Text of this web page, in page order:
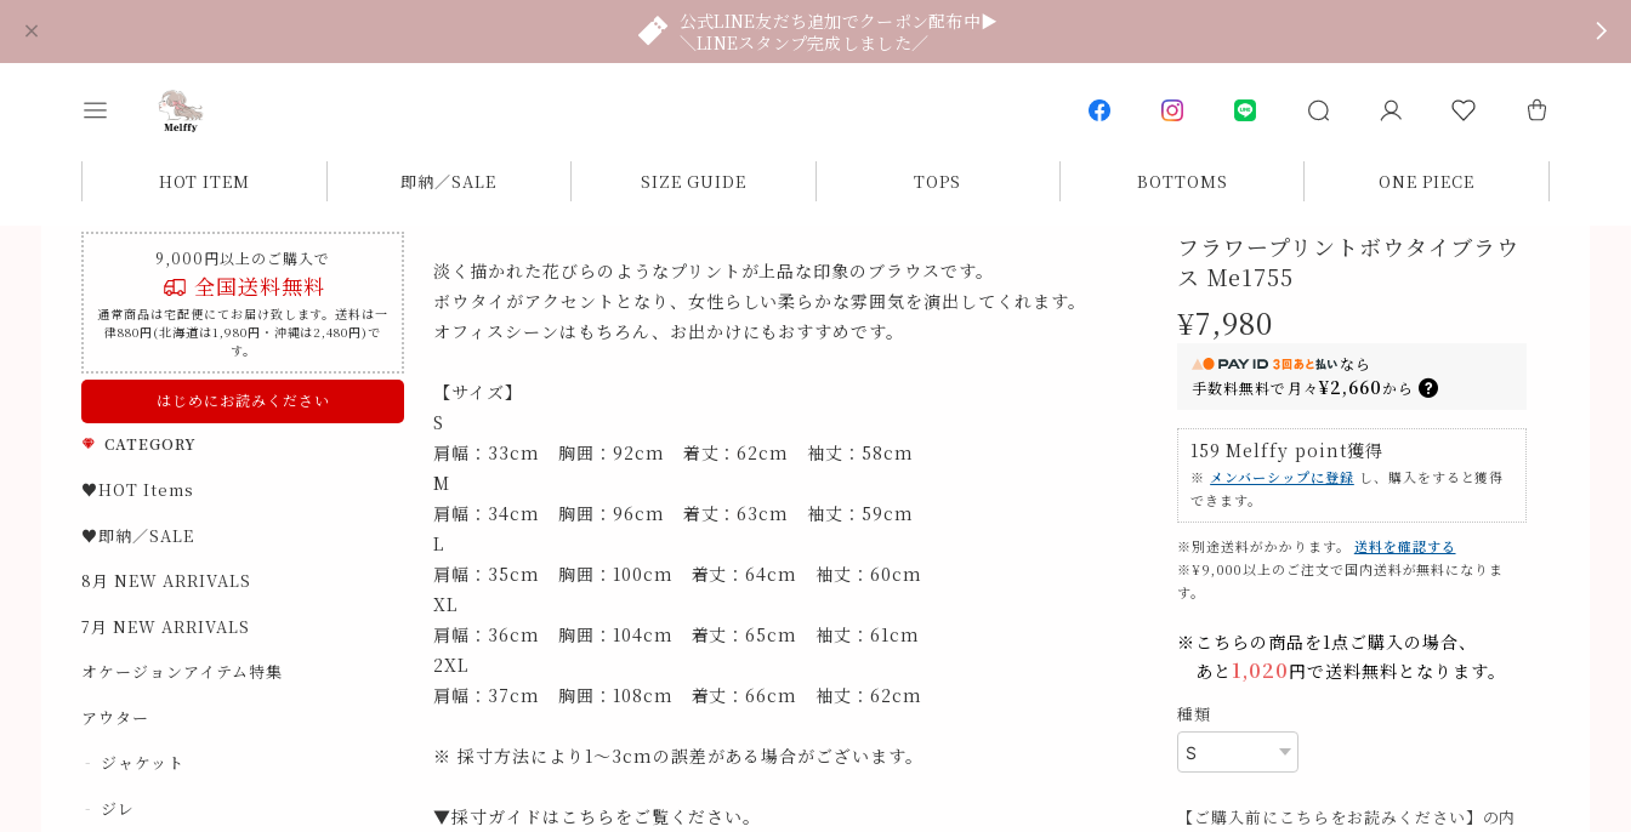
公式LINE友だち追加でクーポン配布中▶
＼LINEスタンプ完成しました／
HOT ITEM 即納／SALE SIZE GUIDE TOPS BOTTOMS ONE PIECE
9,000円以上のご購入で
全国送料無料
通常商品は宅配便にてお届け致します。送料は一
律880円(北海道は1,980円・沖縄は2,480円)で
す。
はじめにお読みください
CATEGORY
♥HOT Items
♥即納／SALE
8月 NEW ARRIVALS
7月 NEW ARRIVALS
オケージョンアイテム特集
アウター
ジャケット
ジレ
淡く描かれた花びらのようなプリントが上品な印象のブラウスです。
ボウタイがアクセントとなり、女性らしい柔らかな雰囲気を演出してくれます。
オフィスシーンはもちろん、お出かけにもおすすめです。
【サイズ】
S
肩幅：33cm 胸囲：92cm 着丈：62cm 袖丈：58cm
M
肩幅：34cm 胸囲：96cm 着丈：63cm 袖丈：59cm
L
肩幅：35cm 胸囲：100cm 着丈：64cm 袖丈：60cm
XL
肩幅：36cm 胸囲：104cm 着丈：65cm 袖丈：61cm
2XL
肩幅：37cm 胸囲：108cm 着丈：66cm 袖丈：62cm
※ 採寸方法により1～3cmの誤差がある場合がございます。
▼採寸ガイドはこちらをご覧ください。
フラワープリントボウタイブラウ
ス Me1755
¥7,980
なら
手数料無料で 月々¥2,660から
159 Melffy point獲得
※ メンバーシップに登録 し、購入をすると獲得
できます。
※別途送料がかかります。
送料を確認する
※¥9,000以上のご注文で国内送料が無料になりま
す。
※こちらの商品を1点ご購入の場合、
あと 1,020円で送料無料となります。
種類
【ご購入前にこちらをお読みください】の内